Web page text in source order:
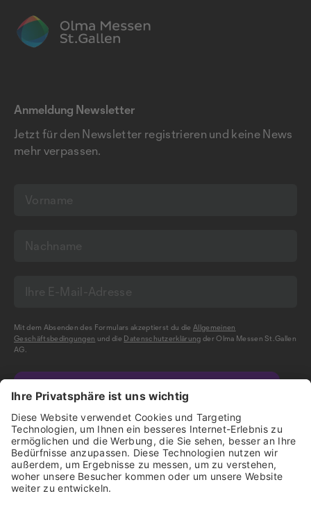
Anmeldung Newsletter
Jetzt für den Newsletter registrieren und keine News
mehr verpassen.
Mit dem Absenden des Formulars akzeptierst du dieAllgemeinen
Geschäftsbedingungen und die Datenschutzerklärung der Olma Messen St.Gallen
AG.